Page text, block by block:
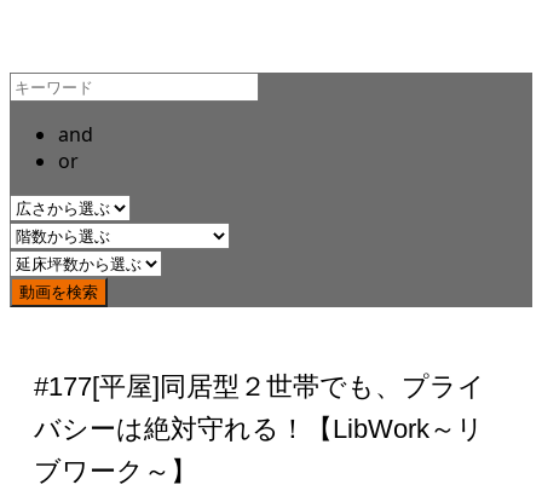
and
or
#177[平屋]同居型２世帯でも、プライ
バシーは絶対守れる！【LibWork～リ
ブワーク～】